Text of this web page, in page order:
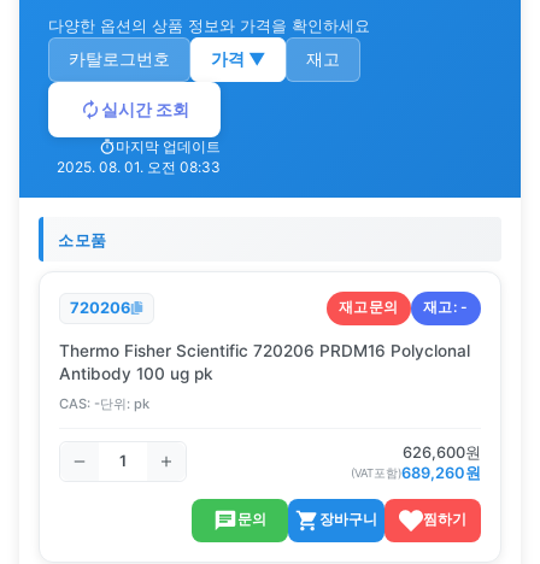
다양한 옵션의 상품 정보와 가격을 확인하세요
카탈로그번호 가격 ▼ 재고
실시간 조회
마지막 업데이트
2025. 08. 01. 오전 08:33
소모품
720206 재고문의 재고:-
Thermo Fisher Scientific 720206 PRDM16 Polyclonal
Antibody 100 ug pk
CAS: -단위: pk
626,600원
(VAT포함)689,260원
문의 장바구니 찜하기